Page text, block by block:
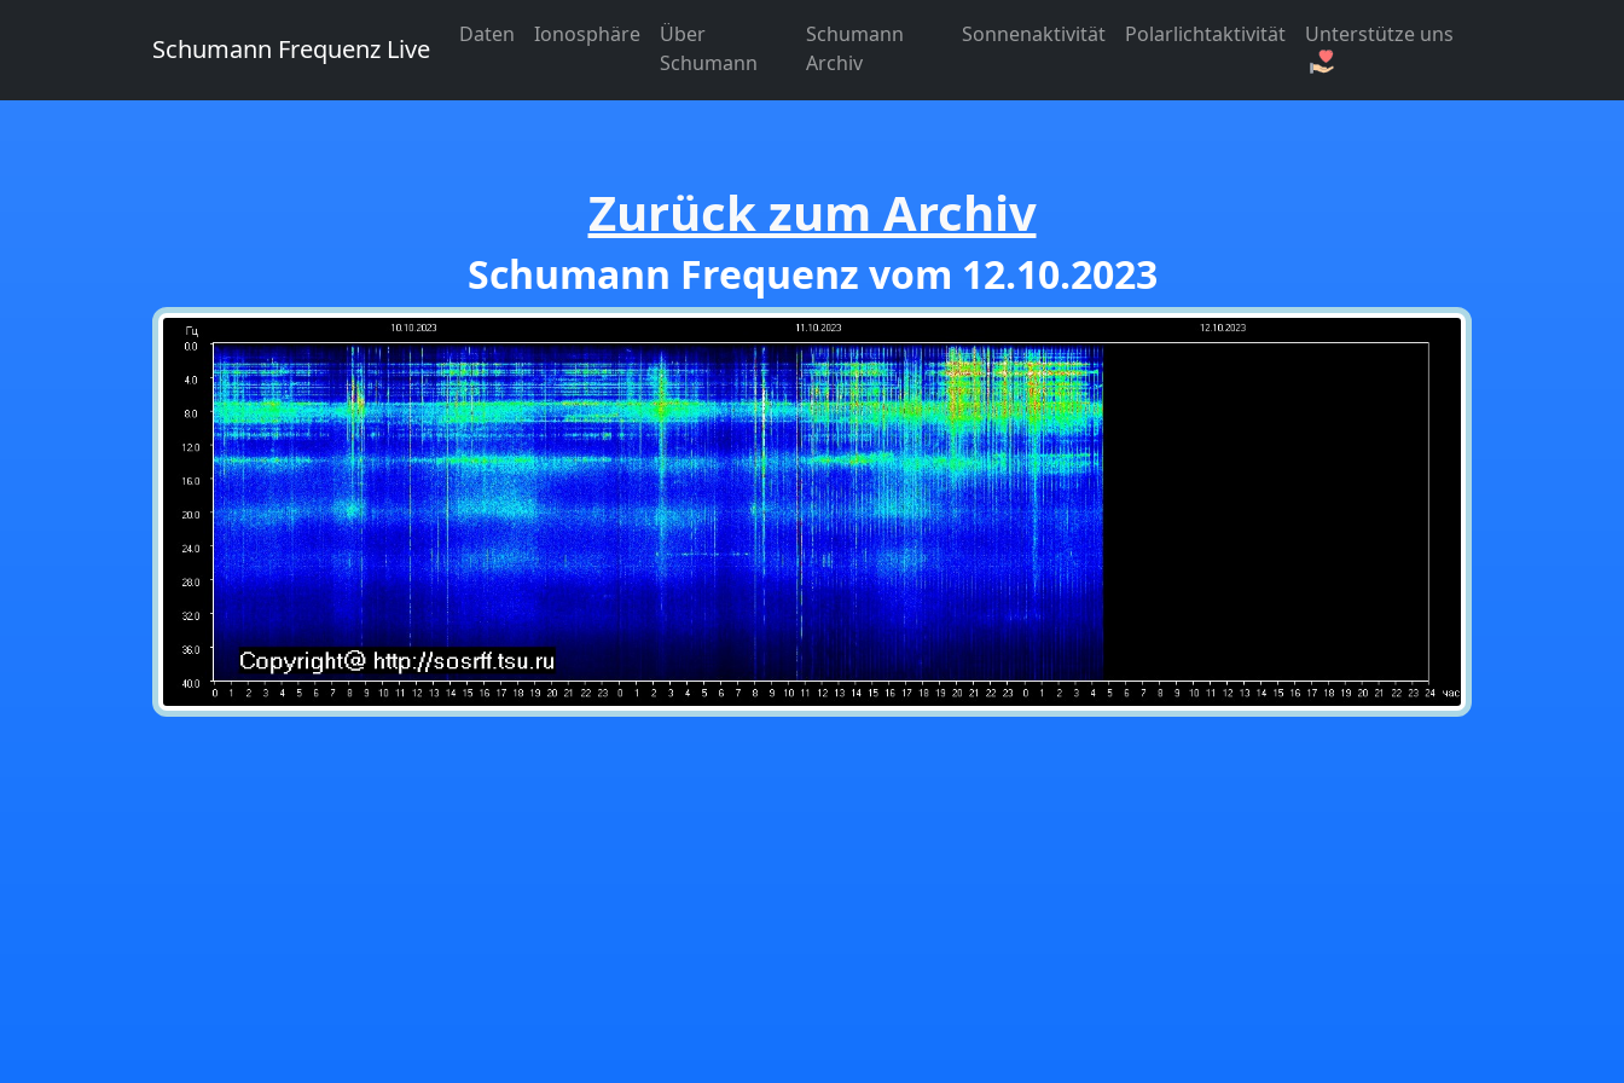
Schumann Frequenz Live Daten Ionosphäre
Über
Schumann
Schumann
Archiv
Sonnenaktivität Polarlichtaktivität Unterstütze uns
Zurück zum Archiv
Schumann Frequenz vom 12.10.2023